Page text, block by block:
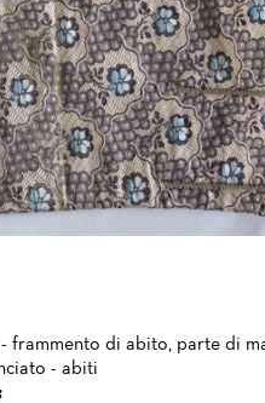
frammento di abito, parte di
- abiti